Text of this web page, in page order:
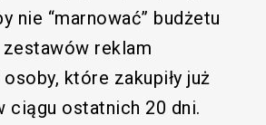
nie “marnować” budżetu
reklam
które zakupiły już
ciągu ostatnich 20 dni.